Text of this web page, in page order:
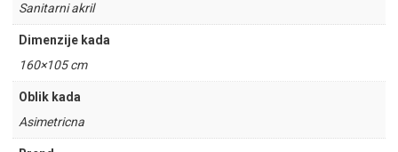
Sanitarni akril
Dimenzije kada
160×105 cm
Oblik kada
Asimetricna